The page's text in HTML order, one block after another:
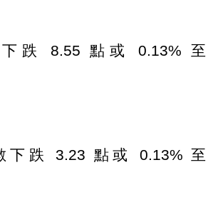
下跌 8.55 點或 0.13% 至
下跌 3.23 點或 0.13% 至